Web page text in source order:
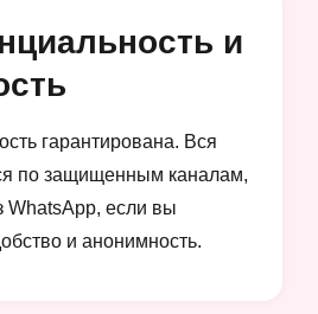
и
гарантирована. Вся
по защищенным каналам,
WhatsApp, если вы
и анонимность.